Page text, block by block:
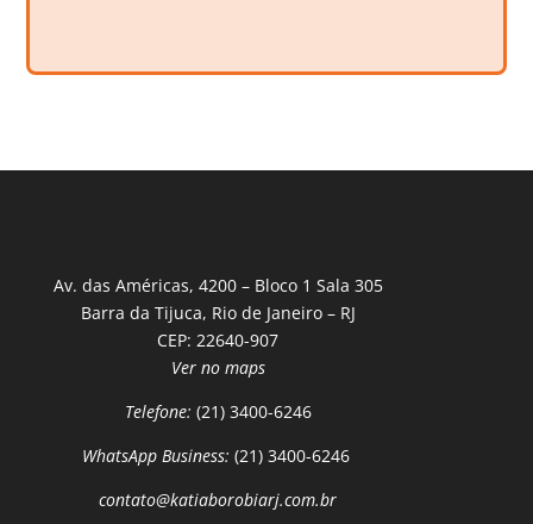
Av. das Américas, 4200 – Bloco 1 Sala 305
Barra da Tijuca, Rio de Janeiro – RJ
CEP: 22640-907
Ver no maps
Telefone: (21) 3400-6246
WhatsApp Business: (21) 3400-6246
contato@katiaborobiarj.com.br